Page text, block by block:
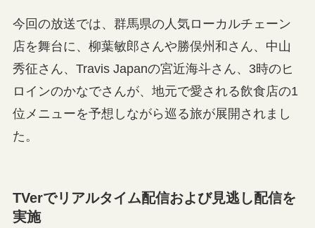
今回の放送では、群馬県の人気ローカルチェーン
店を舞台に、柳葉敏郎さんや勝俣州和さん、中山
秀征さん、Travis Japanの宮近海斗さん、3時のヒ
ロインのかなでさんが、地元で愛される飲食店の1
位メニューを予想しながら巡る旅が展開されまし
た。
TVerでリアルタイム配信および見逃し配信を
実施